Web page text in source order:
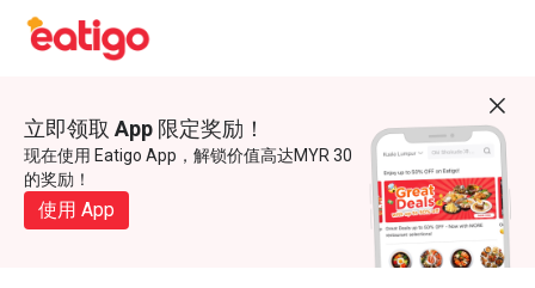
立即领取 App 限定奖励！
现在使用 Eatigo App，解锁价值高达MYR 30
的奖励！
使用 App